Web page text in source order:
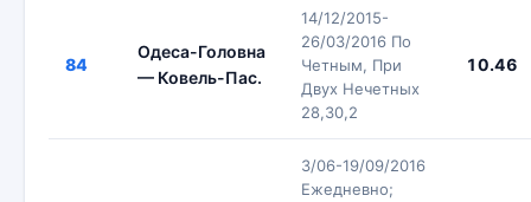
84
Одеса-Головна
— Ковель-Пас.
14/12/2015-
26/03/2016 По
Четным, При
Двух Нечетных
28,30,2
10.46
3/06-19/09/2016
Ежедневно;